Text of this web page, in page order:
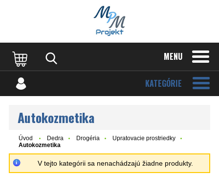
MENU
KATEGÓRIE
Autokozmetika
Úvod Dedra Drogéria
Upratovacie prostriedky
Autokozmetika
V tejto kategórii sa nenachádzajú žiadne produkty.